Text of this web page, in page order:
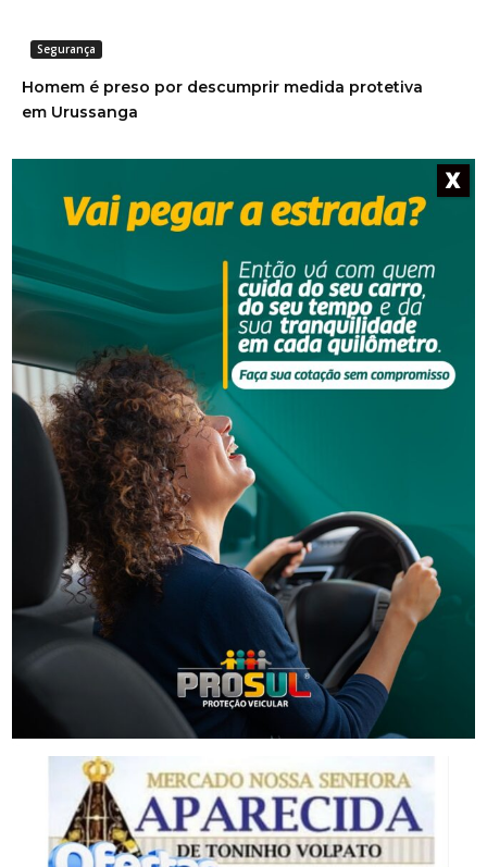
Segurança
Homem é preso por descumprir medida protetiva
em Urussanga
Golpe do falso advogado em Urussanga deixa vítima
com prejuízo de R$ 51 mil
Segurança
Homem que beijou criança de 11 anos à força agora
terá de indenizar vítima e familiar
X